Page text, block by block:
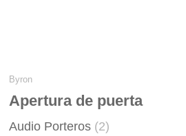
Byron
Apertura de puerta
Audio Porteros 2